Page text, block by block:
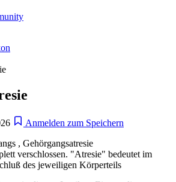
Anmelden zum Speichern
, Gehörgangsatresie
verschlossen. "Atresie" bedeutet im
des jeweiligen Körperteils